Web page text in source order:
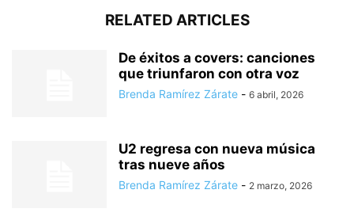
RELATED ARTICLES
De éxitos a covers: canciones
que triunfaron con otra voz
Brenda Ramírez Zárate - 6 abril, 2026
U2 regresa con nueva música
tras nueve años
Brenda Ramírez Zárate - 2 marzo, 2026